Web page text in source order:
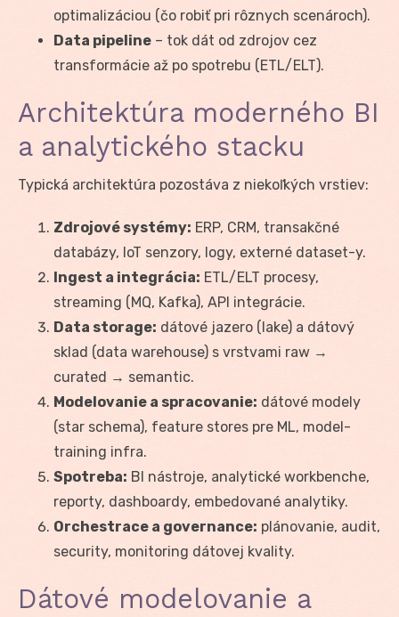
optimalizáciou (čo robiť pri rôznych scenároch).
Data pipeline – tok dát od zdrojov cez
transformácie až po spotrebu (ETL/ELT).
Architektúra moderného BI
a analytického stacku
Typická architektúra pozostáva z niekoľkých vrstiev:
Zdrojové systémy: ERP, CRM, transakčné
databázy, IoT senzory, logy, externé dataset-y.
Ingest a integrácia: ETL/ELT procesy,
streaming (MQ, Kafka), API integrácie.
Data storage: dátové jazero (lake) a dátový
sklad (data warehouse) s vrstvami raw →
curated → semantic.
Modelovanie a spracovanie: dátové modely
(star schema), feature stores pre ML, model-
training infra.
Spotreba: BI nástroje, analytické workbenche,
reporty, dashboardy, embedované analytiky.
Orchestrace a governance: plánovanie, audit,
security, monitoring dátovej kvality.
Dátové modelovanie a